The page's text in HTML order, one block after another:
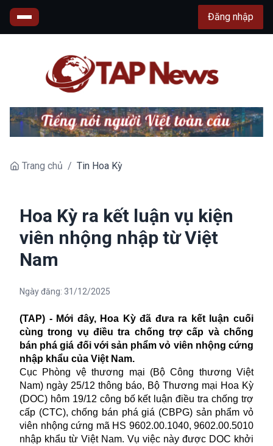
Đăng nhập
Trang chủ / Tin Hoa Kỳ
Hoa Kỳ ra kết luận vụ kiện
viên nhộng nhập từ Việt
Nam
Ngày đăng: 31/12/2025
(TAP) - Mới đây, Hoa Kỳ đã đưa ra kết luận cuối
cùng trong vụ điều tra chống trợ cấp và chống
bán phá giá đối với sản phẩm vỏ viên nhộng cứng
nhập khẩu của Việt Nam.
Cục Phòng vệ thương mại (Bộ Công thương Việt
Nam) ngày 25/12 thông báo, Bộ Thương mại Hoa Kỳ
(DOC) hôm 19/12 công bố kết luận điều tra chống trợ
cấp (CTC), chống bán phá giá (CBPG) sản phẩm vỏ
viên nhộng cứng mã HS 9602.00.1040, 9602.00.5010
nhập khẩu từ Việt Nam. Vụ việc này được DOC khởi